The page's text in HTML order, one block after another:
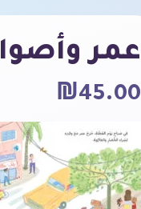
عمر
₪45.00